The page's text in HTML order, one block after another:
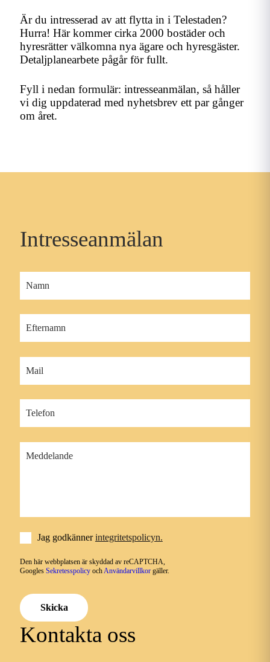
Är du intresserad av att flytta in i Telestaden?
Hurra! Här kommer cirka 2000 bostäder och
hyresrätter välkomna nya ägare och hyresgäster.
Detaljplanearbete pågår för fullt.
Fyll i nedan formulär: intresseanmälan, så håller
vi dig uppdaterad med nyhetsbrev ett par gånger
om året.
Intresseanmälan
Jag godkännerintegritetspolicyn.
Den här webbplatsen är skyddad av reCAPTCHA,
GooglesSekretesspolicy ochAnvändarvillkor gäller.
Skicka
Kontakta oss